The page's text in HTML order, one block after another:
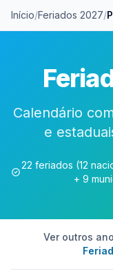
Início/Feriados 2027/
Calendário
e
22 feriados (12
+ 9
Ver outros